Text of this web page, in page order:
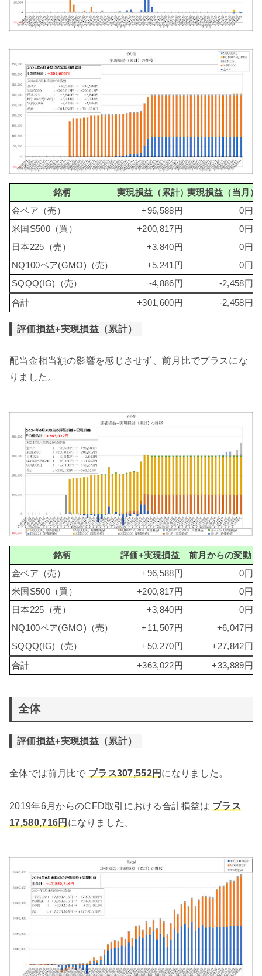
銘柄 実現損益（累計）実現損益（当月）
金ベア（売）
+96,588円
0円
米国S500（買）
+200,817円
0円
日本225（売）
+3,840円
0円
NQ100ベア(GMO)（売）
+5,241円
0円
SQQQ(IG)（売）
-4,886円 -2,458円
合計 +301,600円 -2,458円
評価損益+実現損益（累計）
配当金相当額の影響を感じさせず、前月比でプラスにな
りました。
銘柄 評価+実現損益
前月からの変動
金ベア（売）
+96,588円
0円
米国S500（買）
+200,817円
0円
日本225（売）
+3,840円
0円
NQ100ベア(GMO)（売）
+11,507円
+6,047円
SQQQ(IG)（売）
+50,270円 +27,842円
合計 +363,022円 +33,889円
全体
評価損益+実現損益（累計）
全体では前月比で プラス307,552円 になりました。
2019年6月からのCFD取引における合計損益は プラス
17,580,716円 になりました。